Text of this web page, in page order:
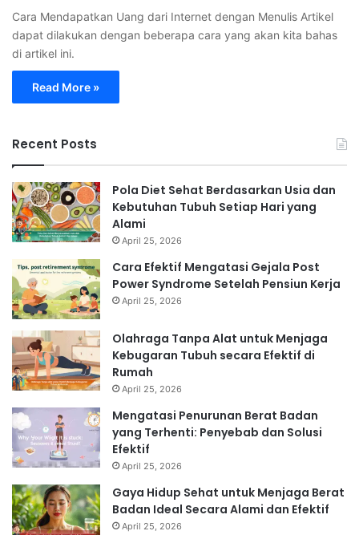
Cara Mendapatkan Uang dari Internet dengan Menulis Artikel
dapat dilakukan dengan beberapa cara yang akan kita bahas
di artikel ini.
Read More »
Recent Posts
Pola Diet Sehat Berdasarkan Usia dan
Kebutuhan Tubuh Setiap Hari yang
Alami
April 25, 2026
Cara Efektif Mengatasi Gejala Post
Power Syndrome Setelah Pensiun Kerja
April 25, 2026
Olahraga Tanpa Alat untuk Menjaga
Kebugaran Tubuh secara Efektif di
Rumah
April 25, 2026
Mengatasi Penurunan Berat Badan
yang Terhenti: Penyebab dan Solusi
Efektif
April 25, 2026
Gaya Hidup Sehat untuk Menjaga Berat
Badan Ideal Secara Alami dan Efektif
April 25, 2026